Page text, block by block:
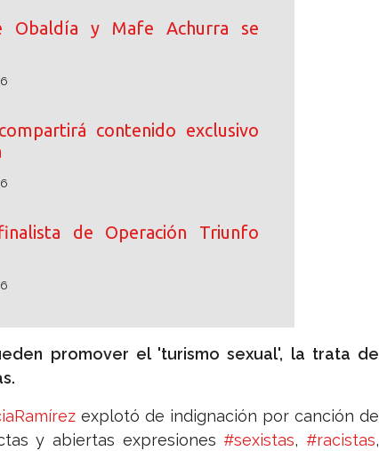
Obaldía y Mafe Achurra se
contenido exclusivo
de Operación Triunfo
promover el 'turismo sexual', la trata de
explotó de indignación por canción de
y abiertas expresiones #sexistas, #racistas,